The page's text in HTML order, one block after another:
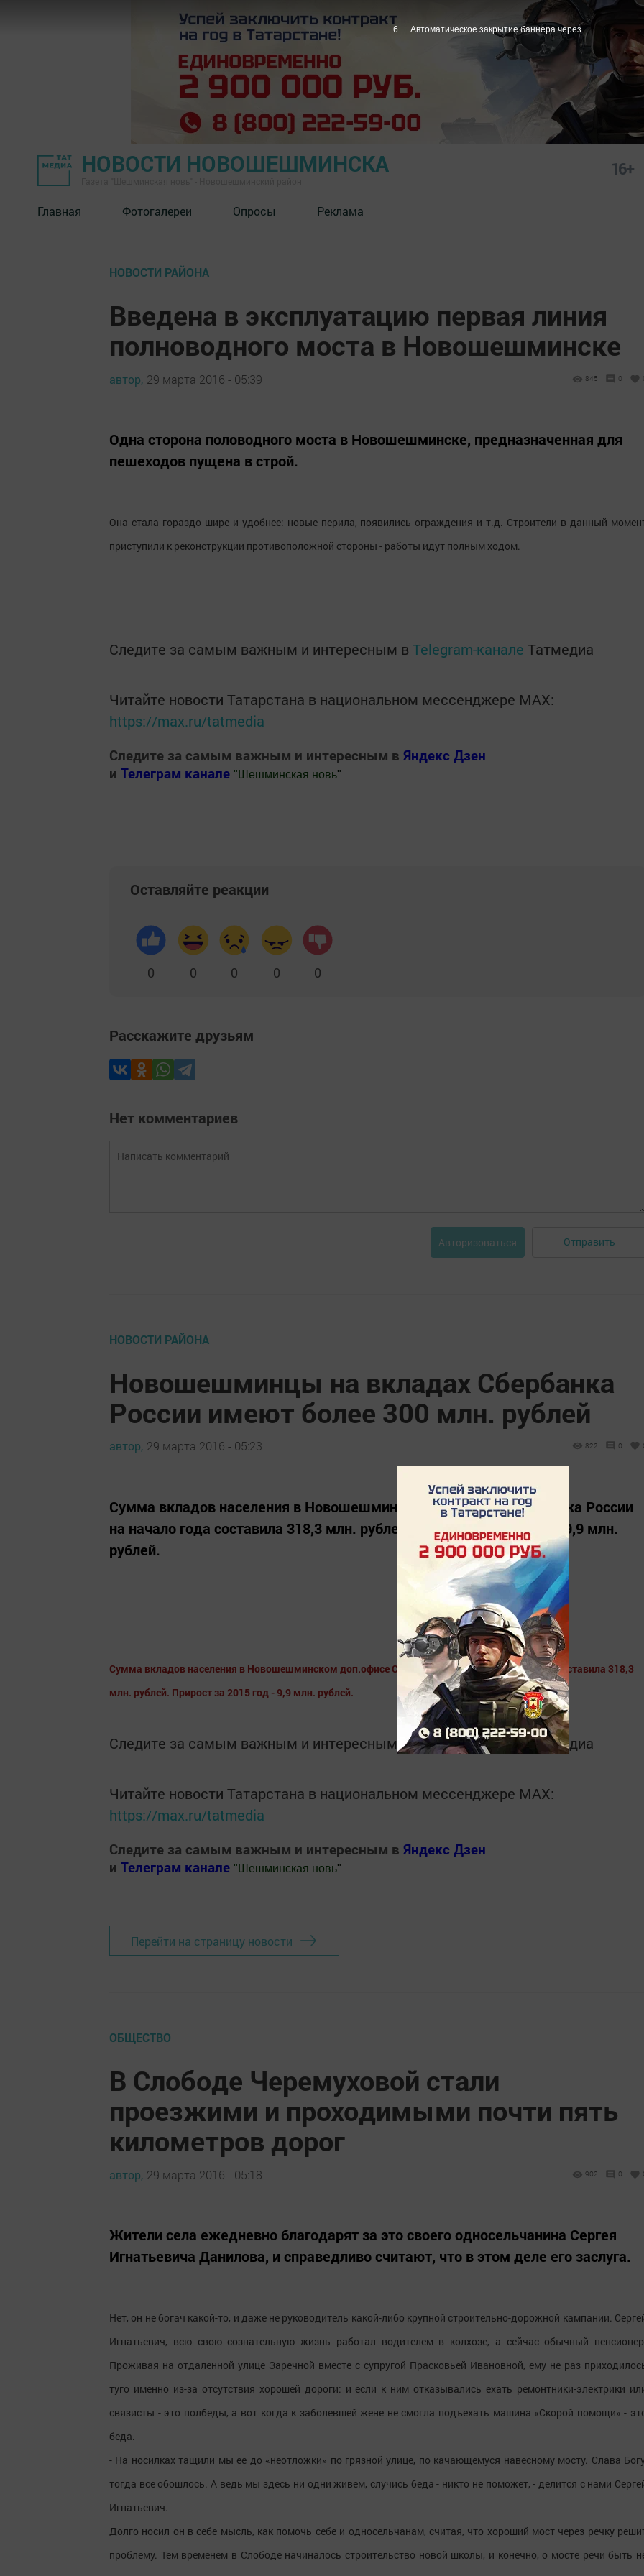
НОВОСТИ НОВОШЕШМИНСКА 16+
Главная Фотогалереи Опросы Реклама
НОВОСТИ РАЙОНА
Введена в эксплуатацию первая линия
полноводного моста в Новошешминске
автор, 29 марта 2016 - 05:39 845 0
Одна сторона половодного моста в Новошешминске, предназначенная для
пешеходов пущена в строй.
Она стала гораздо шире и удобнее: новые перила, появились ограждения и т.д. Строители в данный
приступили к реконструкции противоположной стороны - работы идут полным ходом.
Следите за самым важным и интересным в Telegram-канале Татмедиа
Читайте новости Татарстана в национальном мессенджере MАХ:
https://max.ru/tatmedia
Следите за самым важным и интересным в Яндекс Дзен
и Телеграм канале " Шешминская новь"
Оставляйте реакции
0 0 0 0 0
Расскажите друзьям
Нет комментариев
Авторизоваться Отправить
НОВОСТИ РАЙОНА
Новошешминцы на вкладах Сбербанка
России имеют более 300 млн. рублей
автор, 29 марта 2016 - 05:23 822 0
Сумма вкладов населения в Новошешминском доп.офисе Сбербанка России
на начало года составила 318,3 млн. рублей. Прирост за 2015 год - 9,9 млн.
рублей.
Сумма вкладов населения в Новошешминском доп.офисе Сбербанка России на начало года составила 318,3
млн. рублей. Прирост за 2015 год - 9,9 млн. рублей.
Следите за самым важным и интересным вTelegram-каналеТатмедиа
Читайте новости Татарстана в национальном мессенджере MАХ:
https://max.ru/tatmedia
Следите за самым важным и интересным в Яндекс Дзен
и Телеграм канале " Шешминская новь"
Перейти на страницу новости
ОБЩЕСТВО
В Слободе Черемуховой стали
проезжими и проходимыми почти пять
километров дорог
автор, 29 марта 2016 - 05:18 902 0
Жители села ежедневно благодарят за это своего односельчанина Сергея
Игнатьевича Данилова, и справедливо считают, что в этом деле его заслуга.
Нет, он не богач какой-то, и даже не руководитель какой-либо крупной строительно-дорожной кампании.
Игнатьевич, всю свою сознательную жизнь работал водителем в колхозе, а сейчас обычный
Проживая на отдаленной улице Заречной вместе с супругой Прасковьей Ивановной, ему не раз
туго именно из-за отсутствия хорошей дороги: и если к ним отказывались ехать ремонтники-электрики
связисты - это полбеды, а вот когда к заболевшей жене не смогла подъехать машина «Скорой помощи» -
беда.
- На носилках тащили мы ее до «неотложки» по грязной улице, по качающемуся навесному мосту. Слава
тогда все обошлось. А ведь мы здесь ни одни живем, случись беда - никто не поможет, - делится с нами
Игнатьевич.
Долго носил он в себе мысль, как помочь себе и односельчанам, считая, что хороший мост через речку
проблему. Тем временем в Слободе начиналось строительство новой школы, и конечно, о мосте речи быть
5 Автоматическое закрытие баннера через